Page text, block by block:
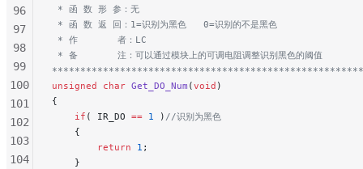
* 函 数 形 参：无
* 函 数 返 回：1=识别为黑色   0=识别的不是黑色
* 作       者：LC
* 备       注：可以通过模块上的可调电阻调整识别黑色的阈值
unsigned char Get_DO_Num (void )
{
    if
( IR_DO == 1 ) //识别为黑色
    {
        return
1 ;
    }
96
97
98
99
100
101
102
103
104